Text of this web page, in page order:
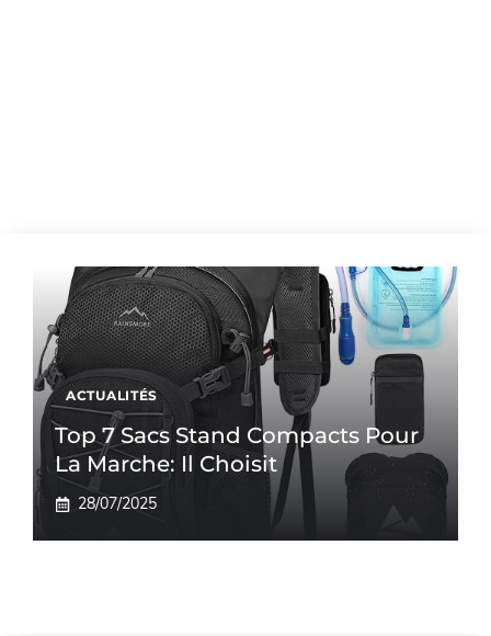
ACTUALITÉS
Top 7 Sacs Stand Compacts Pour
La Marche: Il Choisit
28/07/2025